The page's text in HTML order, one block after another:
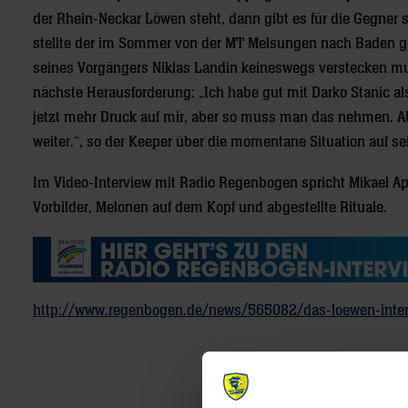
der Rhein-Neckar Löwen steht, dann gibt es für die
stellte der im Sommer von der MT Melsungen nach
seines Vorgängers Niklas Landin keineswegs verstecken
nächste Herausforderung: „Ich habe gut mit Darko Stanic
jetzt mehr Druck auf mir, aber so muss man das nehmen.
weiter.“, so der Keeper über die momentane Situation auf
Im Video-Interview mit Radio Regenbogen spricht Mikael
Vorbilder, Melonen auf dem Kopf und abgestellte Rituale.
http://www.regenbogen.de/news/565082/das-loewen-